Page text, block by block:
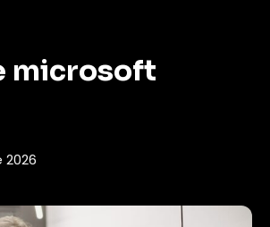
microsoft